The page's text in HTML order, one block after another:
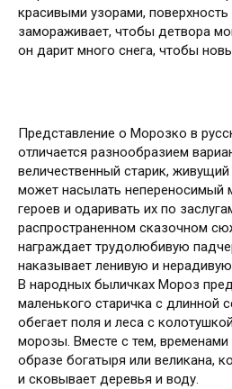
красивыми узорами, поверхность
замораживает, чтобы детвора
он дарит много снега, чтобы
Представление о Морозко в
отличается разнообразием
величественный старик,
может насылать непереносимый
героев и одаривать их по
распространенном сказочном
награждает трудолюбивую
наказывает ленивую и
В народных быличках Мороз
маленького старичка с длинной
обегает поля и леса с
морозы. Вместе с тем,
образе богатыря или великана,
и сковывает деревья и воду.